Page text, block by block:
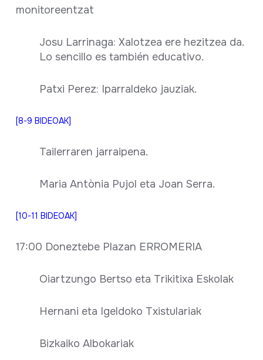
monitoreentzat
Josu Larrinaga: Xalotzea ere hezitzea da.
Lo sencillo es también educativo.
Patxi Perez: Iparraldeko jauziak.
[8-9 BIDEOAK]
Tailerraren jarraipena.
Maria Antònia Pujol eta Joan Serra.
[10-11 BIDEOAK]
17:00 Doneztebe Plazan ERROMERIA
Oiartzungo Bertso eta Trikitixa Eskolak
Hernani eta Igeldoko Txistulariak
Bizkaiko Albokariak